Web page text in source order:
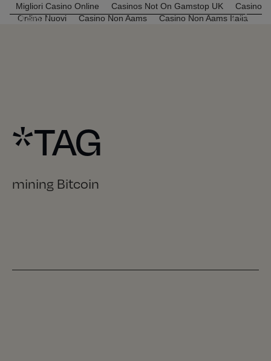
Migliori Casino Online Casinos Not On Gamstop UK
Casino
Online Nuovi
Casino Non Aams Casino Non Aams Italia
Menu C*R
*TAG
mining Bitcoin